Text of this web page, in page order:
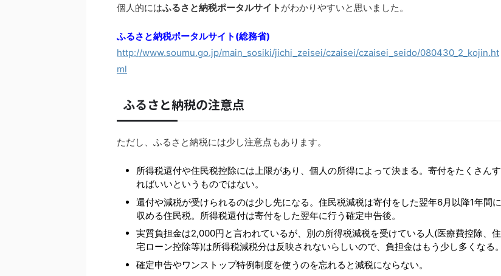
個人的にはふるさと納税ポータルサイト がわかりやすいと思いました。
ふるさと納税ポータルサイト(総務省)
http://www.soumu.go.jp/main_sosiki/jichi_zeisei/czaisei/czaisei_seido/080430_2_kojin.ht
ml
ふるさと納税の注意点
ただし、ふるさと納税には少し注意点もあります。
所得税還付や住民税控除には上限があり、個人の所得によって決まる。寄付をたくさんす
ればいいというものではない。
還付や減税が受けられるのは少し先になる。住民税減税は寄付をした翌年6月以降1年間に
収める住民税。所得税還付は寄付をした翌年に行う確定申告後。
実質負担金は2,000円と言われているが、別の所得税減税を受けている人(医療費控除、住
宅ローン控除等)は所得税減税分は反映されないらしいので、負担金はもう少し多くなる。
確定申告やワンストップ特例制度を使うのを忘れると減税にならない。